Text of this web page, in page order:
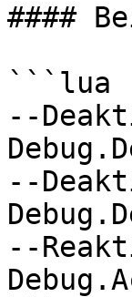
####
```lua
--
--
--